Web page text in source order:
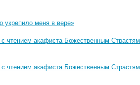
укрепило меня в вере»
чтением акафиста Божественным
чтением акафиста Божественным